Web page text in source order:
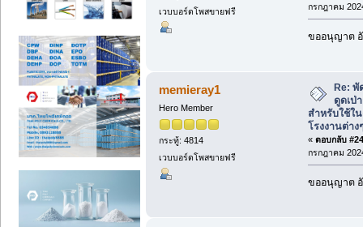
เวบบอร์ดโพสขายฟรี
กรกฎาคม
ขออนุญาต
memieray1
Hero Member
กระทู้: 4814
เวบบอร์ดโพสขายฟรี
Re: พั
ดูดเป่
สำหรับใช้ใ
โรงงานต่าง
« ตอบกลับ
กรกฎาคม
ขออนุญาต